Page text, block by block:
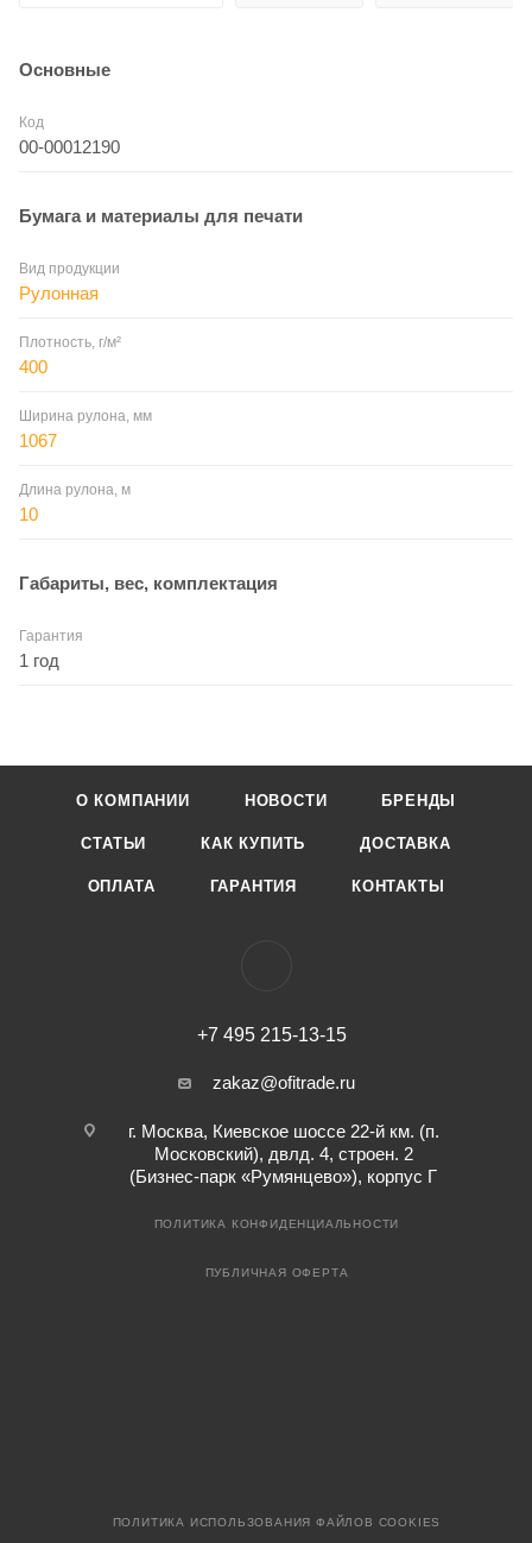
Основные
Код
00-00012190
Бумага и материалы для печати
Вид продукции
Рулонная
Плотность, г/м²
400
Ширина рулона, мм
1067
Длина рулона, м
10
Габариты, вес, комплектация
Гарантия
1 год
О КОМПАНИИ НОВОСТИ БРЕНДЫ
СТАТЬИ КАК КУПИТЬ ДОСТАВКА
ОПЛАТА ГАРАНТИЯ КОНТАКТЫ
+7 495 215-13-15
zakaz@ofitrade.ru
г. Москва, Киевское шоссе 22-й км. (п.
Московский), двлд. 4, строен. 2
(Бизнес-парк «Румянцево»), корпус Г
ПОЛИТИКА КОНФИДЕНЦИАЛЬНОСТИ
ПУБЛИЧНАЯ ОФЕРТА
ПОЛИТИКА ИСПОЛЬЗОВАНИЯ ФАЙЛОВ COOKIES